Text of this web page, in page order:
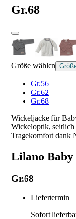
Gr.68
Größe wählen
Gr.56
Gr.62
Gr.68
Wickeljacke für
Wickeloptik, seitlich
Tragekomfort dank
Lilano Baby
Gr.68
Liefertermin
Sofort